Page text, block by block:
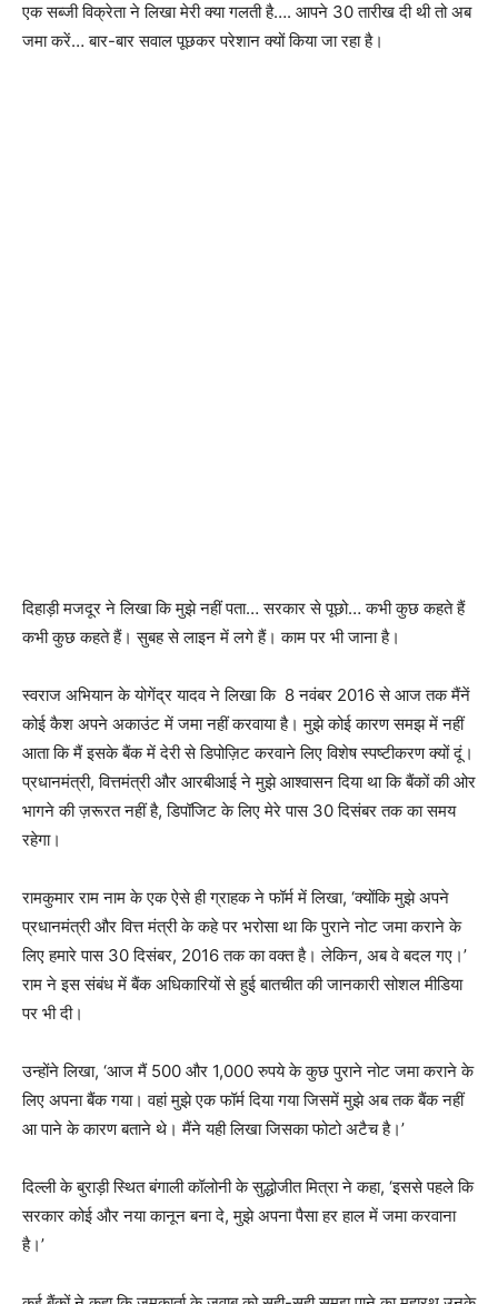
एक सब्जी विक्रेता ने लिखा मेरी क्या गलती है…. आपने 30 तारीख दी थी तो अब
जमा करें… बार-बार सवाल पूछकर परेशान क्यों किया जा रहा है।
दिहाड़ी मजदूर ने लिखा कि मुझे नहीं पता… सरकार से पूछो… कभी कुछ कहते हैं
कभी कुछ कहते हैं। सुबह से लाइन में लगे हैं। काम पर भी जाना है।
स्वराज अभियान के योगेंद्र यादव ने लिखा कि 8 नवंबर 2016 से आज तक मैंनें
कोई कैश अपने अकाउंट में जमा नहीं करवाया है। मुझे कोई कारण समझ में नहीं
आता कि मैं इसके बैंक में देरी से डिपोज़िट करवाने लिए विशेष स्पष्टीकरण क्यों दूं।
प्रधानमंत्री, वित्तमंत्री और आरबीआई ने मुझे आश्वासन दिया था कि बैंकों की ओर
भागने की ज़रूरत नहीं है, डिपॉजिट के लिए मेरे पास 30 दिसंबर तक का समय
रहेगा।
रामकुमार राम नाम के एक ऐसे ही ग्राहक ने फॉर्म में लिखा, ‘क्योंकि मुझे अपने
प्रधानमंत्री और वित्त मंत्री के कहे पर भरोसा था कि पुराने नोट जमा कराने के
लिए हमारे पास 30 दिसंबर, 2016 तक का वक्त है। लेकिन, अब वे बदल गए।’
राम ने इस संबंध में बैंक अधिकारियों से हुई बातचीत की जानकारी सोशल मीडिया
पर भी दी।
उन्होंने लिखा, ‘आज मैं 500 और 1,000 रुपये के कुछ पुराने नोट जमा कराने के
लिए अपना बैंक गया। वहां मुझे एक फॉर्म दिया गया जिसमें मुझे अब तक बैंक नहीं
आ पाने के कारण बताने थे। मैंने यही लिखा जिसका फोटो अटैच है।’
दिल्ली के बुराड़ी स्थित बंगाली कॉलोनी के सुद्धोजीत मित्रा ने कहा, ‘इससे पहले कि
सरकार कोई और नया कानून बना दे, मुझे अपना पैसा हर हाल में जमा करवाना
है।’